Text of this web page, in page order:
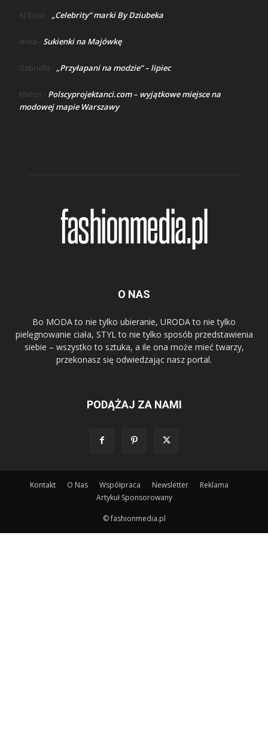
AJ Risso - „Celebrity” marki By Dziubeka
lenka - Sukienki na Majówkę
Gabriella - „Przyłapani na modzie” – lipiec
Marcin - Polscyprojektanci.com – wyjątkowe miejsce na
modowej mapie Warszawy
O NAS
Bo MODA to nie tylko ubieranie, URODA to nie tylko
pielęgnowanie ciała, STYL to nie tylko sposób przedstawienia
siebie – wszystko to sztuka, a ile ona może mieć twarzy,
przekonasz się odwiedzając nasz portal.
PODĄŻAJ ZA NAMI
Kontakt O Nas Współpraca Newsletter
Reklama
Artykuł Sponsorowany
© fashionmedia.pl